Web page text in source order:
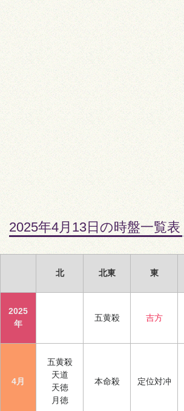
2025年4月13日の時盤一覧表
北 北東 東
2025
年
五黄殺 吉方
4月
五黄殺
天道
天徳
月徳
本命殺 定位対冲